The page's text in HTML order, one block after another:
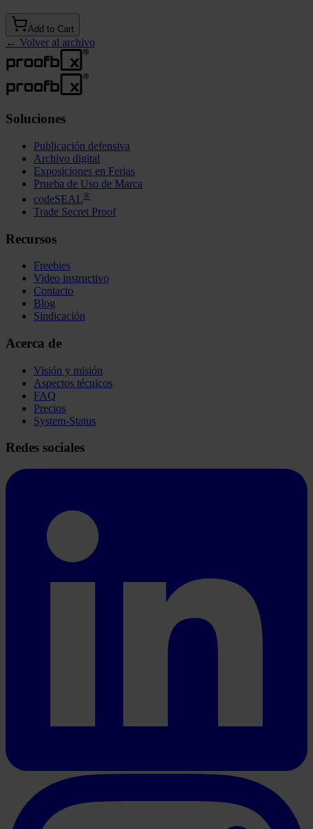
Add to Cart
← Volver al archivo
Soluciones
Publicación defensiva
Archivo digital
Exposiciones en Ferias
Prueba de Uso de Marca
codeSEAL®
Trade Secret Proof
Recursos
Freebies
Video instructivo
Contacto
Blog
Sindicación
Acerca de
Visión y misión
Aspectos técnicos
FAQ
Precios
System-Status
Redes sociales